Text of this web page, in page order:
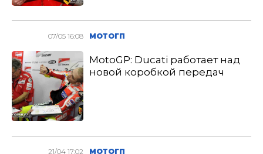
07/05 16:08 МОТОГП
MotoGP: Ducati работает над
новой коробкой передач
21/04 17:02 МОТОГП